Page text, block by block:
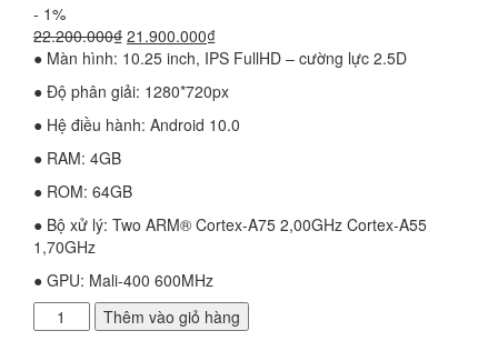
- 1%
22.200.000₫ Giá
gốc
là:
22.200.000₫.
21.900.000₫Giá
hiện
là:
21.900.000₫.
● Màn hình: 10.25 inch, IPS FullHD – cường lực 2.5D
● Độ phân giải: 1280*720px
● Hệ điều hành: Android 10.0
● RAM: 4GB
● ROM: 64GB
● Bộ xử lý: Two ARM® Cortex-A75 2,00GHz Cortex-A55
1,70GHz
● GPU: Mali-400 600MHz
điểm
Thêm vào giỏ hàng